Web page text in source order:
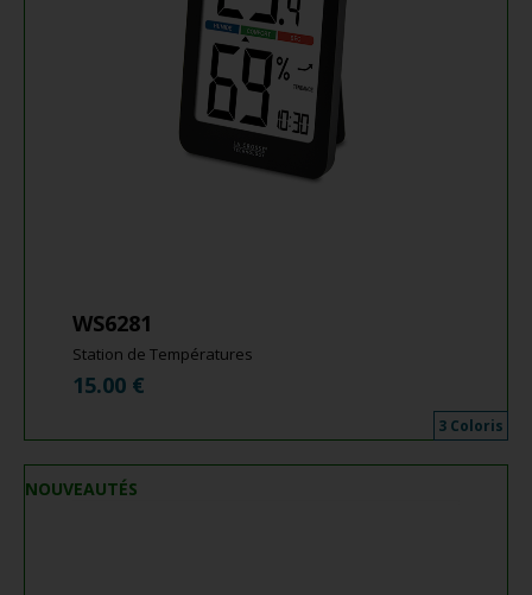
WS6281
Station de Températures
15.00 €
3 Coloris
NOUVEAUTÉS